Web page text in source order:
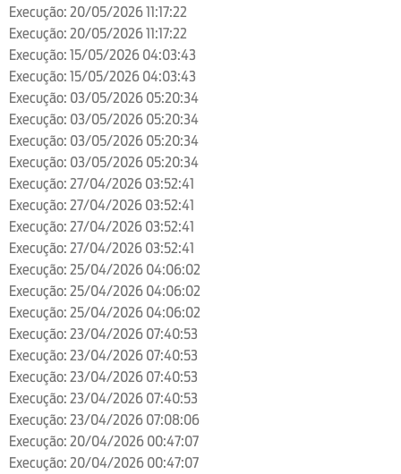
Execução: 20/05/2026 11:17:22
Execução: 20/05/2026 11:17:22
Execução: 15/05/2026 04:03:43
Execução: 15/05/2026 04:03:43
Execução: 03/05/2026 05:20:34
Execução: 03/05/2026 05:20:34
Execução: 03/05/2026 05:20:34
Execução: 03/05/2026 05:20:34
Execução: 27/04/2026 03:52:41
Execução: 27/04/2026 03:52:41
Execução: 27/04/2026 03:52:41
Execução: 27/04/2026 03:52:41
Execução: 25/04/2026 04:06:02
Execução: 25/04/2026 04:06:02
Execução: 25/04/2026 04:06:02
Execução: 23/04/2026 07:40:53
Execução: 23/04/2026 07:40:53
Execução: 23/04/2026 07:40:53
Execução: 23/04/2026 07:40:53
Execução: 23/04/2026 07:08:06
Execução: 20/04/2026 00:47:07
Execução: 20/04/2026 00:47:07